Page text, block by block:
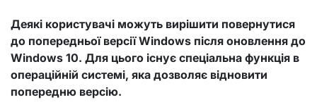
Деякі користувачі можуть вирішити повернутися
до попередньої версії Windows після оновлення до
Windows 10. Для цього існує спеціальна функція в
операційній системі, яка дозволяє відновити
попередню версію.